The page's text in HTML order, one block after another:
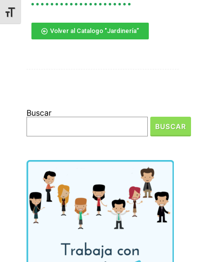
ALTERNAR TAMAÑO DE LETRA
Volver al Catalogo "Jardinería”
Buscar
BUSCAR